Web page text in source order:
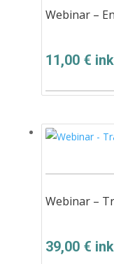
Webinar –
11,00 €
Webinar –
39,00 €